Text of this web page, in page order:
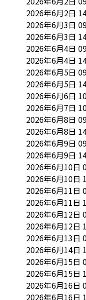
2026年6月2日
2026年6月3日
2026年6月3日
2026年6月4日
2026年6月4日
2026年6月5日
2026年6月5日
2026年6月6日
2026年6月7日
2026年6月8日
2026年6月8日
2026年6月9日
2026年6月9日
2026年6月10日
2026年6月10日
2026年6月11日
2026年6月11日
2026年6月12日
2026年6月12日
2026年6月13日
2026年6月14日
2026年6月15日
2026年6月15日
2026年6月16日
2026年6月16日